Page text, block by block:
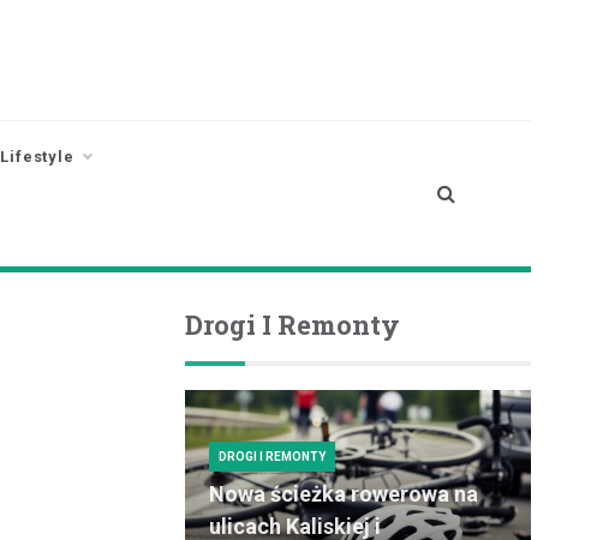
Lifestyle
Drogi I Remonty
DROGI I REMONTY
Nowa ścieżka rowerowa na
ulicach Kaliskiej i